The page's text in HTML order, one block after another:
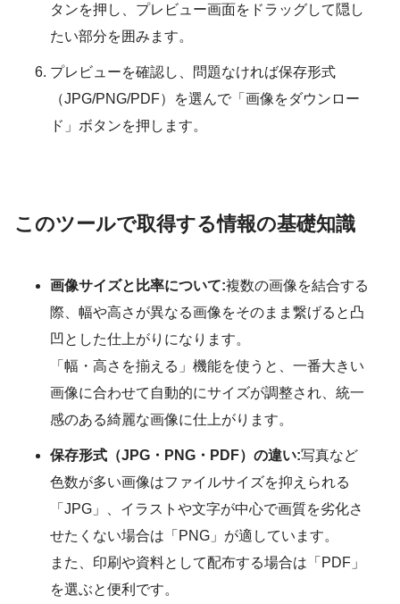
タンを押し、プレビュー画面をドラッグして隠し
たい部分を囲みます。
プレビューを確認し、問題なければ保存形式
（JPG/PNG/PDF）を選んで「画像をダウンロー
ド」ボタンを押します。
このツールで取得する情報の基礎知識
画像サイズと比率について:複数の画像を結合する
際、幅や高さが異なる画像をそのまま繋げると凸
凹とした仕上がりになります。
「幅・高さを揃える」機能を使うと、一番大きい
画像に合わせて自動的にサイズが調整され、統一
感のある綺麗な画像に仕上がります。
保存形式（JPG・PNG・PDF）の違い:写真など
色数が多い画像はファイルサイズを抑えられる
「JPG」、イラストや文字が中心で画質を劣化さ
せたくない場合は「PNG」が適しています。
また、印刷や資料として配布する場合は「PDF」
を選ぶと便利です。